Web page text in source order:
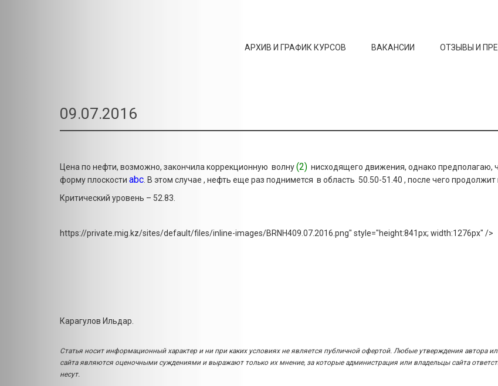
АРХИВ И ГРАФИК КУРСОВ ВАКАНСИИ ОТЗЫВЫ И
09.07.2016
Цена по нефти, возможно, закончила коррекционную волну(2) нисходящего движения, однако предполагаю,
форму плоскости abc . В этом случае , нефть еще раз поднимется в область 50.50-51.40 , после чего продолжит
Критический уровень – 52.83.
https://private.mig.kz/sites/default/files/inline-images/BRNH409.07.2016.png" style="height:841px; width:1276px" />
Карагулов Ильдар.
Статья носит информационный характер и ни при каких условиях не является публичной офертой. Любые утверждения автора
сайта являются оценочными суждениями и выражают только их мнение, за которые администрация или владельцы сайта
несут.